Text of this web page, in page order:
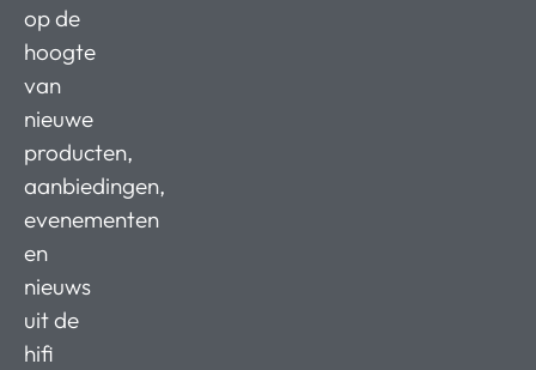
op de
hoogte
van
nieuwe
producten,
aanbiedingen,
evenementen
en
nieuws
uit de
hifi